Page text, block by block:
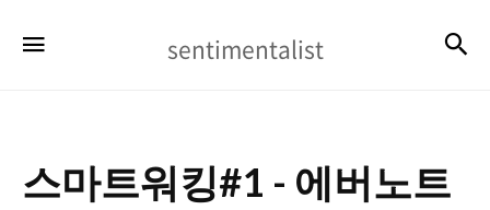
sentimentalist
스마트워킹#1 - 에버노트